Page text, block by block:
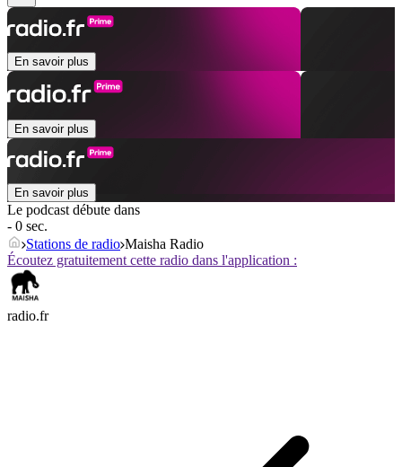
En savoir plus
En savoir plus
En savoir plus
Le podcast débute dans
- 0 sec.
Stations de radio Maisha Radio
Écoutez gratuitement cette radio dans l'application :
radio.fr